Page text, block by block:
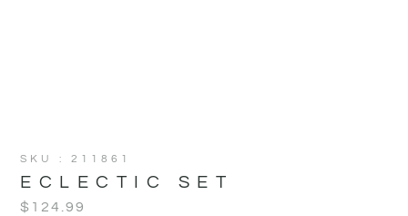
SKU : 211861
ECLECTIC SET
$ 124.99